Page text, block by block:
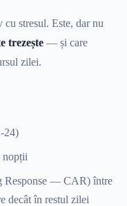
stresul. Este, dar nu
trezește — și care
zilei.
24)
nopții
Response — CAR) între
decât în restul zilei